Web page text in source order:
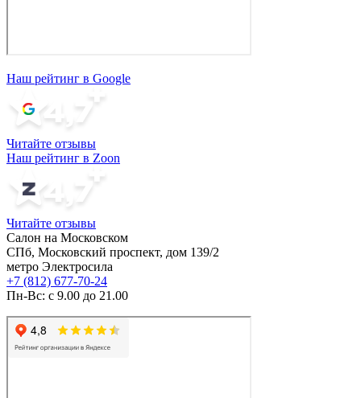
Наш рейтинг в Google
Читайте отзывы
Наш рейтинг в Zoon
Читайте отзывы
Салон на Московском
СПб, Московский проспект, дом 139/2
метро Электросила
+7 (812) 677-70-24
Пн-Вс: с 9.00 до 21.00